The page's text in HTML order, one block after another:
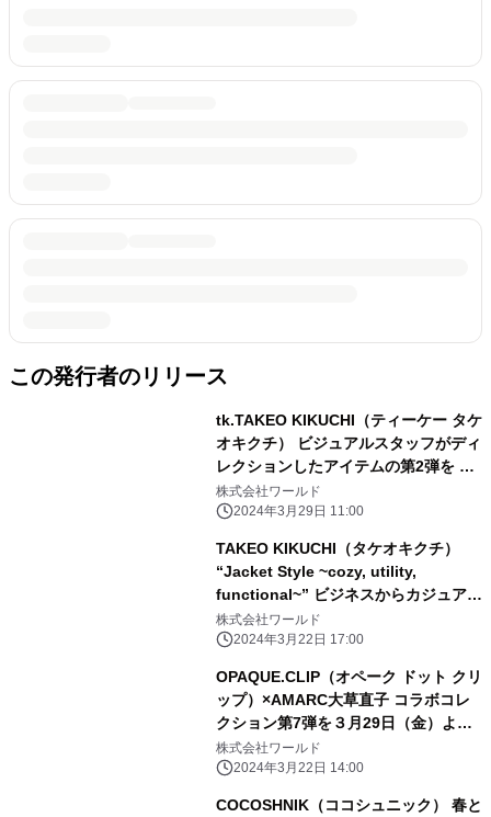
この発行者のリリース
tk.TAKEO KIKUCHI（ティーケー タケ
オキクチ） ビジュアルスタッフがディ
レクションしたアイテムの第2弾を 4
月1日（月）より発売！
株式会社ワールド
2024年3月29日 11:00
TAKEO KIKUCHI（タケオキクチ）
“Jacket Style ~cozy, utility,
functional~” ビジネスからカジュアル
シーンまでマッチする春ジャケット特
集 3月22日（金）より公開
株式会社ワールド
2024年3月22日 17:00
OPAQUE.CLIP（オペーク ドット クリ
ップ）×AMARC大草直子 コラボコレ
クション第7弾を３月29日（金）より
発売
株式会社ワールド
2024年3月22日 14:00
COCOSHNIK（ココシュニック） 春と